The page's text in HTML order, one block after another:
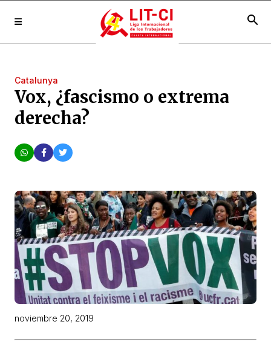
search
Catalunya
Vox, ¿fascismo o extrema
derecha?
noviembre 20, 2019